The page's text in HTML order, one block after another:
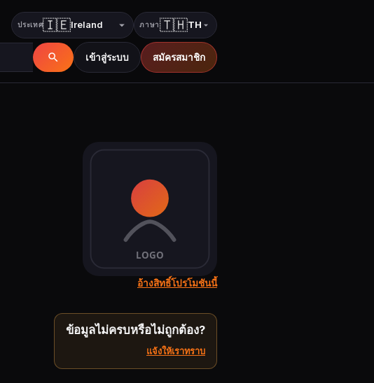
ประเทศ🇮🇪ประเทศ
ภาษา🇹🇭TH
ภาษา
เข้าสู่ระบบ สมัครสมาชิก
อ้างสิทธิ์โปรโมชันนี้
ข้อมูลไม่ครบหรือไม่ถูกต้อง?
แจ้งให้เราทราบ